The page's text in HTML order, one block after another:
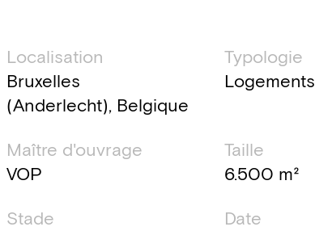
Information technique
Localisation
Bruxelles
(Anderlecht), Belgique
Typologie
Logements
Maître d'ouvrage
VOP
Taille
6.500 m²
Stade
Date